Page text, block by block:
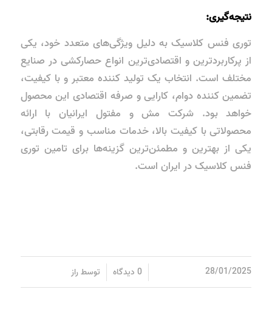
نتیجه‌گیری:
توری فنس کلاسیک به دلیل ویژگی‌های متعدد خود، یکی
از پرکاربردترین و اقتصادی‌ترین انواع حصارکشی در صنایع
مختلف است. انتخاب یک تولید کننده معتبر و با کیفیت،
تضمین کننده دوام، کارایی و صرفه اقتصادی این محصول
خواهد بود. شرکت مش و مفتول ایرانیان با ارائه
محصولاتی با کیفیت بالا، خدمات مناسب و قیمت رقابتی،
یکی از بهترین و مطمئن‌ترین گزینه‌ها برای تامین توری
فنس کلاسیک در ایران است.
28/01/2025 0 دیدگاه توسطراز